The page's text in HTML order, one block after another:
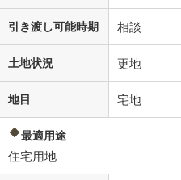
引き渡し可能時期 相談
土地状況 更地
地目 宅地
最適用途
住宅用地